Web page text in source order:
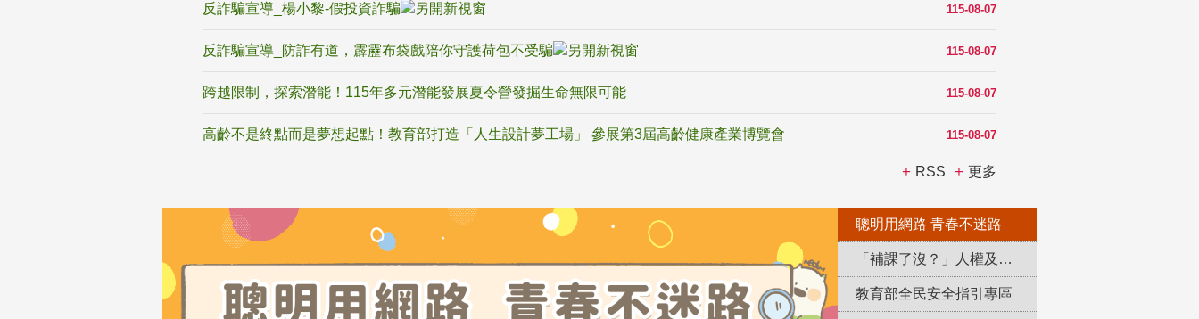
115-08-07
反詐騙宣導_楊小黎-假投資詐騙
115-08-07
反詐騙宣導_防詐有道，霹靂布袋戲陪你守護荷包不受騙
115-08-07
跨越限制，探索潛能！115年多元潛能發展夏令營發掘生命無限可能
115-08-07
高齡不是終點而是夢想起點！教育部打造「人生設計夢工場」 參展第3屆高齡健康產業博覽會
RSS 更多
聰明用網路 青春不迷路
「補課了沒？」人權及轉型正義教育專區
教育部全民安全指引專區